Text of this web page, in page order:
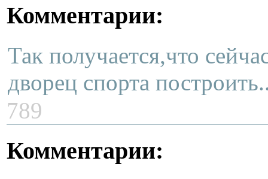
Комментарии:
Так получается,что
дворец спорта
789
Комментарии: